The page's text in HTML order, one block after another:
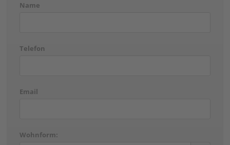
Name
Telefon
Email
Wohnform: